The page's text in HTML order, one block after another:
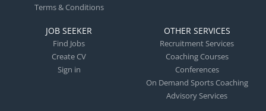
Terms & Conditions
JOB SEEKER
Find Jobs
Create CV
Sign in
OTHER SERVICES
Recruitment Services
Coaching Courses
Conferences
On Demand Sports Coaching
Advisory Services